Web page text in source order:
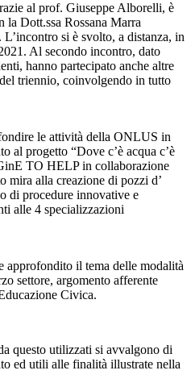
al prof. Giuseppe Alborelli, è
la Dott.ssa Rossana Marra
si è svolto, a distanza, in
Al secondo incontro, dato
hanno partecipato anche altre
triennio, coinvolgendo in tutto
le attività della ONLUS in
al progetto “Dove c’è acqua c’è
TO HELP in collaborazione
mira alla creazione di pozzi d’
di procedure innovative e
alle 4 specializzazioni
approfondito il tema delle modalità
settore, argomento afferente
Civica.
questo utilizzati si avvalgono di
ed utili alle finalità illustrate nella